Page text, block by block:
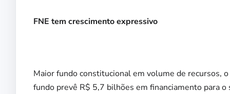
FNE tem crescimento expressivo
Maior fundo constitucional em volume de recursos,
fundo prevê R$ 5,7 bilhões em financiamento para